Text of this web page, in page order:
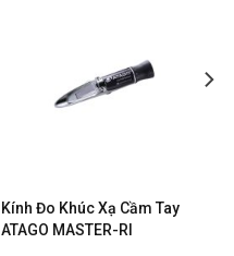
Kính Đo Khúc Xạ Cầm Tay
ATAGO MASTER-RI